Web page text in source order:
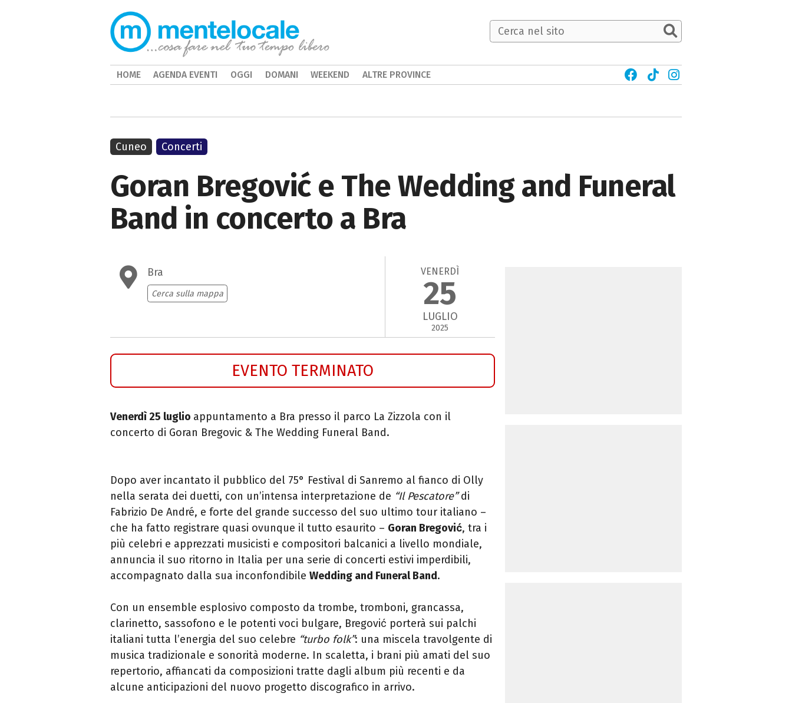
Goran Bregović e The Wedding and Funeral
Band in concerto a Bra
Bra
Cerca sulla mappa
VENERDÌ
25
LUGLIO
2025
EVENTO TERMINATO
Venerdì 25 luglio appuntamento a Bra presso il parco La Zizzola con il
concerto di Goran Bregovic & The Wedding Funeral Band.
Dopo aver incantato il pubblico del 75° Festival di Sanremo al fianco di Olly
nella serata dei duetti, con un’intensa interpretazione de “Il Pescatore”di
Fabrizio De André, e forte del grande successo del suo ultimo tour italiano –
che ha fatto registrare quasi ovunque il tutto esaurito – Goran Bregović, tra i
più celebri e apprezzati musicisti e compositori balcanici a livello mondiale,
annuncia il suo ritorno in Italia per una serie di concerti estivi imperdibili,
accompagnato dalla sua inconfondibile Wedding and Funeral Band.
Con un ensemble esplosivo composto da trombe, tromboni, grancassa,
clarinetto, sassofono e le potenti voci bulgare, Bregović porterà sui palchi
italiani tutta l’energia del suo celebre “turbo folk”: una miscela travolgente di
musica tradizionale e sonorità moderne. In scaletta, i brani più amati del suo
repertorio, affiancati da composizioni tratte dagli album più recenti e da
alcune anticipazioni del nuovo progetto discografico in arrivo.
Cuneo Concerti
HOME AGENDA EVENTI OGGI DOMANI WEEKEND ALTRE PROVINCE